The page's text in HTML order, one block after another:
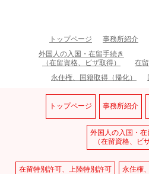
トップページ 事務所紹介
外国人の入国・在留手続き
（在留資格、ビザ取得）
在
永住権、国籍取得（帰化）
トップページ 事務所紹介
外国人の入国・在
（在留資格、ビ
在留特別許可、上陸特別許可 永住権